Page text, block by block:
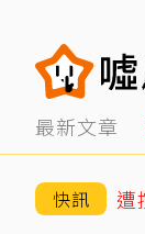
最新文章
快訊